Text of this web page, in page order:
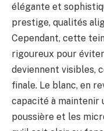
élégante et
prestige, qualités
Cependant, cette
rigoureux pour
deviennent visibles,
finale. Le blanc, en
capacité à maintenir
poussière et les